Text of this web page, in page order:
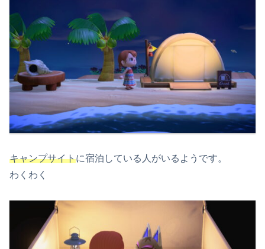
キャンプサイトに宿泊している人がいるようです。
わくわく